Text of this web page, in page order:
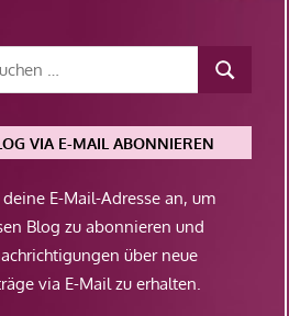
VIA E-MAIL ABONNIEREN
E-Mail-Adresse an, um
Blog zu abonnieren und
über neue
via E-Mail zu erhalten.